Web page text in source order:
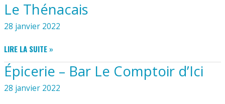
Le Thénacais
28 janvier 2022
TABAC
–
PRESSE
LOTO
LIRE LA SUITE »
Épicerie – Bar Le Comptoir d’Ici
28 janvier 2022